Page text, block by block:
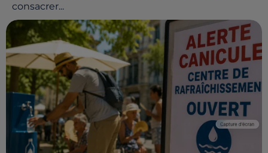
consacrer...